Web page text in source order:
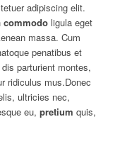
adipiscing elit.
commodo ligula eget
massa. Cum
penatibus et
parturient montes,
ridiculus mus.Donec
ultricies nec,
eu,pretium quis,